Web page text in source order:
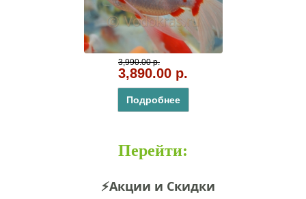
3,990.00 р.
3,890.00 р.
Подробнее
Перейти:
⚡Акции и Скидки